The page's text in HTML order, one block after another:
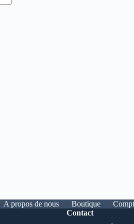
A propos de nous Boutique
Contact